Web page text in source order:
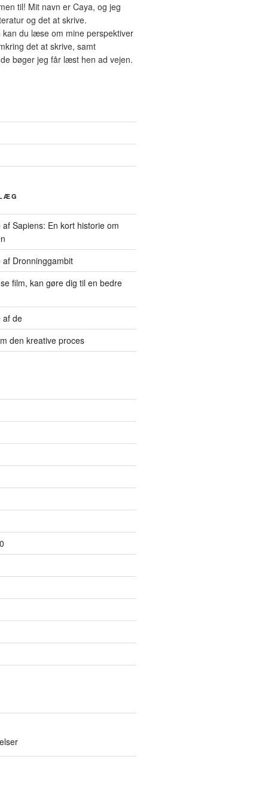
til! Mit navn er Caya, og jeg
og det at skrive.
kan du læse om mine perspektiver
det at skrive, samt
bøger jeg får læst hen ad vejen.
Sapiens: En kort historie om
af Dronninggambit
film, kan gøre dig til en bedre
af de
den kreative proces